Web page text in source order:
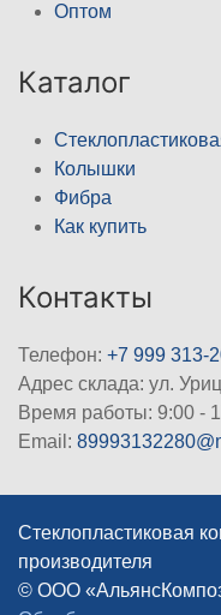
Оптом
Каталог
Колышки
Фибра
Как купить
Контакты
Телефон: +7 999 313-
Адрес склада: ул.
Время работы: 9:00 -
Email:
Стеклопластиковая
производителя
© ООО